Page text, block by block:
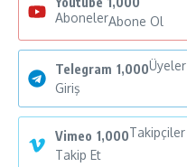
AbonelerAbone Ol
Telegram 1,000Üyeler
Giriş
Vimeo 1,000Takipçiler
Takip Et